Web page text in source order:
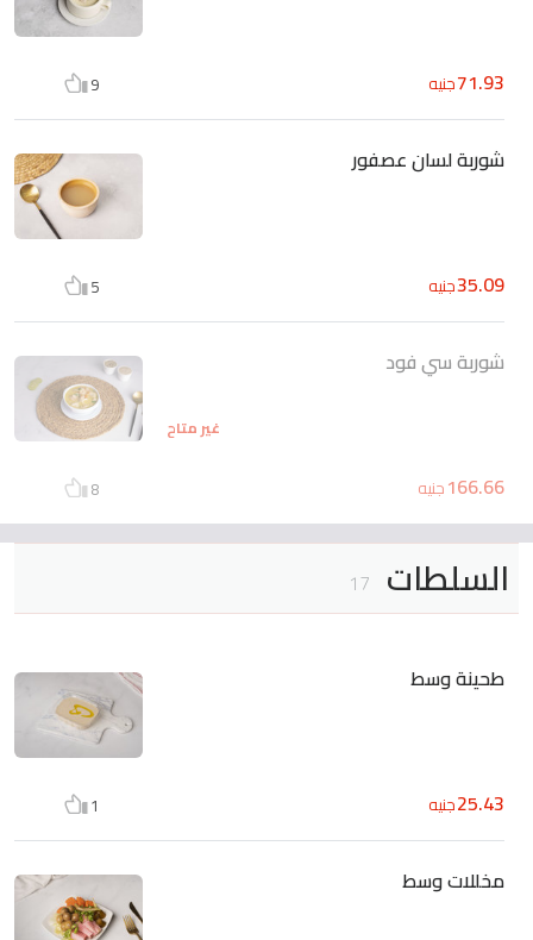
71.93جنيه 9
شوربة لسان عصفور
35.09جنيه 5
شوربة سي فود
غير متاح
166.66جنيه 8
السلطات 17
طحينة وسط
25.43جنيه 1
مخللات وسط